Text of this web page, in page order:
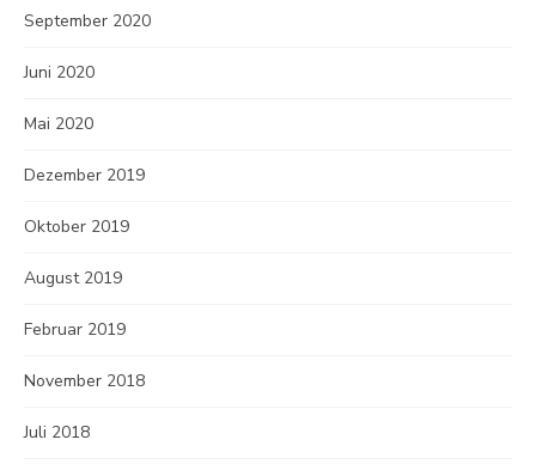
September 2020
Juni 2020
Mai 2020
Dezember 2019
Oktober 2019
August 2019
Februar 2019
November 2018
Juli 2018